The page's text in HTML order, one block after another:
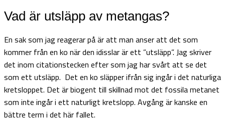
Vad är utsläpp av metangas?
En sak som jag reagerar på är att man anser att det som
kommer från en ko när den idisslar är ett ”utsläpp”. Jag skriver
det inom citationstecken efter som jag har svårt att se det
som ett utsläpp. Det en ko släpper ifrån sig ingår i det naturliga
kretsloppet. Det är biogent till skillnad mot det fossila metanet
som inte ingår i ett naturligt kretslopp. Avgång är kanske en
bättre term i det här fallet.